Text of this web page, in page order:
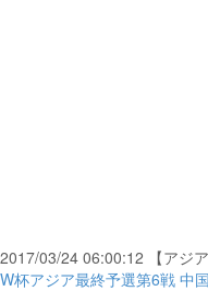
2017/03/24 06:00:12 【アジア
W杯アジア最終予選第6戦 中